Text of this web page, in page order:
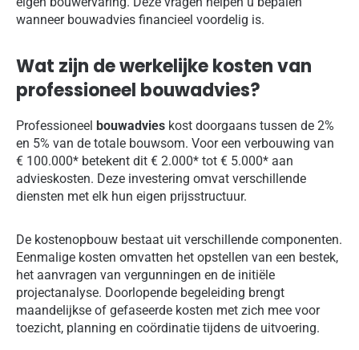
wanneer bouwadvies financieel voordelig is.
Wat zijn de werkelijke kosten van
professioneel bouwadvies?
Professioneel bouwadvies kost doorgaans tussen de 2%
en 5% van de totale bouwsom. Voor een verbouwing van
€ 100.000* betekent dit € 2.000* tot € 5.000* aan
advieskosten. Deze investering omvat verschillende
diensten met elk hun eigen prijsstructuur.
De kostenopbouw bestaat uit verschillende componenten.
Eenmalige kosten omvatten het opstellen van een bestek,
het aanvragen van vergunningen en de initiële
projectanalyse. Doorlopende begeleiding brengt
maandelijkse of gefaseerde kosten met zich mee voor
toezicht, planning en coördinatie tijdens de uitvoering.